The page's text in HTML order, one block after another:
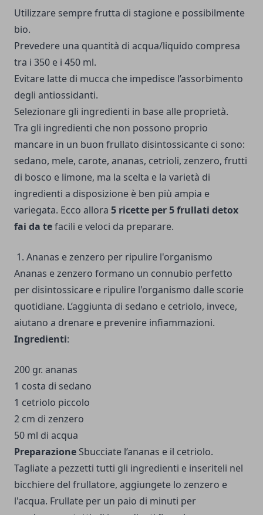
Utilizzare sempre frutta di stagione e possibilmente
bio.
Prevedere una quantità di acqua/liquido compresa
tra i 350 e i 450 ml.
Evitare latte di mucca che impedisce l’assorbimento
degli antiossidanti.
Selezionare gli ingredienti in base alle proprietà.
Tra gli ingredienti che non possono proprio
mancare in un buon frullato disintossicante ci sono:
sedano, mele, carote, ananas, cetrioli, zenzero, frutti
di bosco e limone, ma la scelta e la varietà di
ingredienti a disposizione è ben più ampia e
variegata. Ecco allora 5 ricette per 5 frullati detox
fai da tefacili e veloci da preparare.
1. Ananas e zenzero per ripulire l'organismo
Ananas e zenzero formano un connubio perfetto
per disintossicare e ripulire l'organismo dalle scorie
quotidiane. L’aggiunta di sedano e cetriolo, invece,
aiutano a drenare e prevenire infiammazioni.
Ingredienti:
200 gr. ananas
1 costa di sedano
1 cetriolo piccolo
2 cm di zenzero
50 ml di acqua
Preparazione Sbucciate l’ananas e il cetriolo.
Tagliate a pezzetti tutti gli ingredienti e inseriteli nel
bicchiere del frullatore, aggiungete lo zenzero e
l'acqua. Frullate per un paio di minuti per